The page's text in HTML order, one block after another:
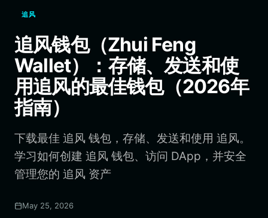
繁體中文
Português (Portugal)
Bahasa Indonesia
ภาษาไทย
Español
Português (Brasil)
Español (Argentina)
追风
追风钱包（Zhui Feng
Wallet）：存储、发送和使
用追风的最佳钱包（2026年
指南）
下载最佳 追风 钱包，存储、发送和使用 追风。
学习如何创建 追风 钱包、访问 DApp，并安全
管理您的 追风 资产
May 25, 2026